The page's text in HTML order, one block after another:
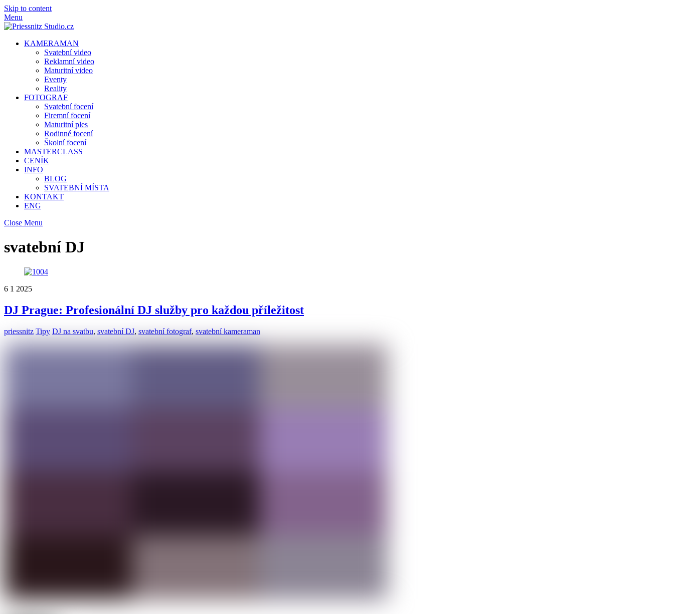
Skip to content
Menu
KAMERAMAN
Svatební video
Reklamní video
Maturitní video
Eventy
Reality
FOTOGRAF
Svatební focení
Firemní focení
Maturitní ples
Rodinné focení
Školní focení
MASTERCLASS
CENÍK
INFO
BLOG
SVATEBNÍ MÍSTA
KONTAKT
ENG
Close Menu
svatební DJ
6 1 2025
DJ Prague: Profesionální DJ služby pro každou příležitost
priessnitz Tipy DJ na svatbu, svatební DJ, svatební fotograf, svatební kameraman